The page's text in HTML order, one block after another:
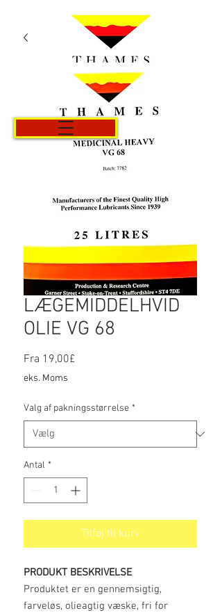
LÆGEMIDDELHVID
OLIE VG 68
Fra 19,00£
eks. Moms
Valg af pakningsstørrelse *
Antal *
Tilføj til kurv
PRODUKT BESKRIVELSE
Produktet er en gennemsigtig,
farveløs, olieagtig væske, fri for